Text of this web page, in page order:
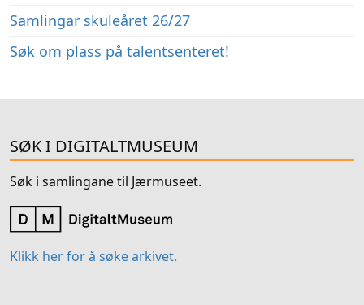
Samlingar skuleåret 26/27
Søk om plass på talentsenteret!
SØK I DIGITALTMUSEUM
Søk i samlingane til Jærmuseet.
Klikk her for å søke arkivet.